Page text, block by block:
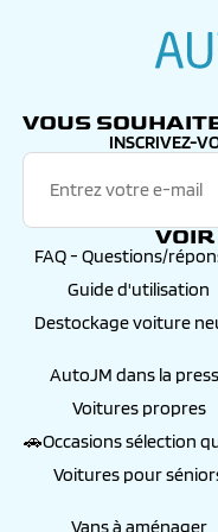
VOUS
INSCRIVEZ-
FAQ - Questions/
Guide d'utilisation
Destockage voiture
AutoJM dans la
Voitures propres
🚗Occasions sélection
Voitures pour
Vans à aménager